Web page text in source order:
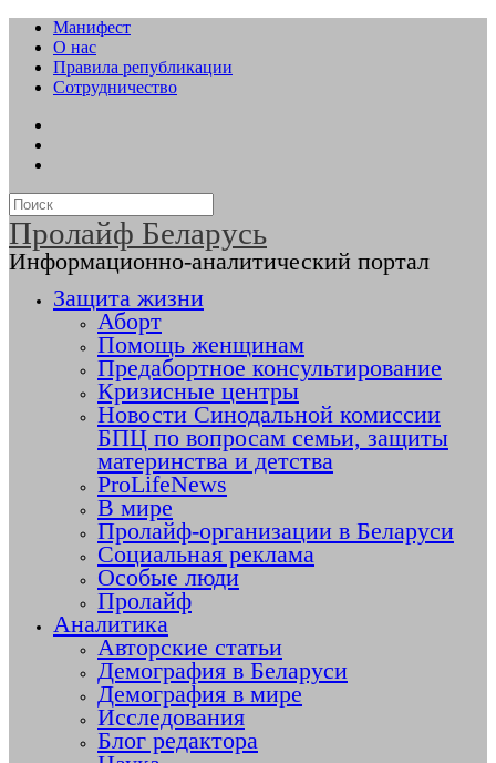
Манифест
О нас
Правила републикации
Сотрудничество
Пролайф Беларусь
Информационно-аналитический портал
Защита жизни
Аборт
Помощь женщинам
Предабортное консультирование
Кризисные центры
Новости Синодальной комиссии
БПЦ по вопросам семьи, защиты
материнства и детства
ProLifeNews
В мире
Пролайф-организации в Беларуси
Социальная реклама
Особые люди
Пролайф
Аналитика
Авторские статьи
Демография в Беларуси
Демография в мире
Исследования
Блог редактора